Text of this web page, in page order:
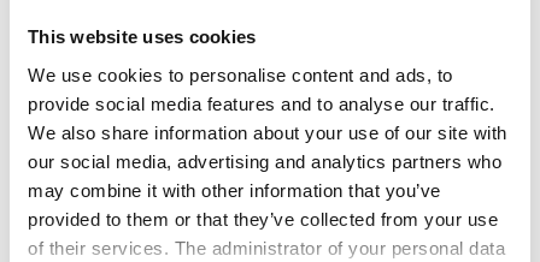
This website uses cookies
We use cookies to personalise content and ads, to
provide social media features and to analyse our traffic.
We also share information about your use of our site with
our social media, advertising and analytics partners who
may combine it with other information that you’ve
provided to them or that they’ve collected from your use
of their services. The administrator of your personal data
Nátery, farby a záruky
Realizácie a inšpirácie
Súbory na stiahnutie
Nájsť zhotoviteľa
Knižnica BIM
Pre profesionálov